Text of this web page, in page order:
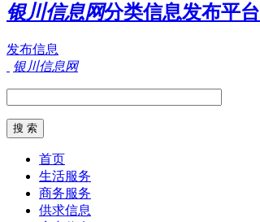
银川信息网分类信息发布平台
发布信息
银川信息网
首页
生活服务
商务服务
供求信息